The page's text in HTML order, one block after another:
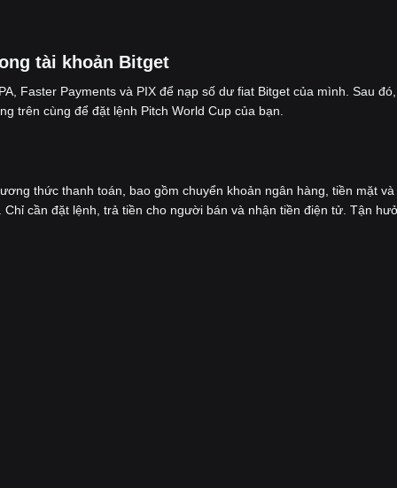
tài khoản Bitget
Faster Payments và PIX để nạp số dư fiat Bitget của mình. Sau đó,
trên cùng để đặt lệnh Pitch World Cup của bạn.
thức thanh toán, bao gồm chuyển khoản ngân hàng, tiền mặt
cần đặt lệnh, trả tiền cho người bán và nhận tiền điện tử. Tận